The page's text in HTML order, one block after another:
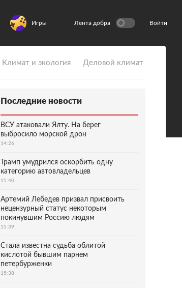
Игры Лента добра Войти
Климат и экология Деловой климат
Последние новости
ВСУ атаковали Ялту. На берег
выбросило морской дрон
14:26
Трамп умудрился оскорбить одну
категорию автовладельцев
15:40
Артемий Лебедев призвал присвоить
нецензурный статус некоторым
покинувшим Россию людям
15:39
Стала известна судьба облитой
кислотой бывшим парнем
петербурженки
15:38